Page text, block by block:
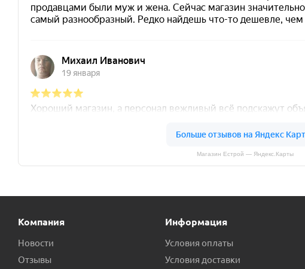
Магазин Естрой — Яндекс.Карты
Компания
Новости
Отзывы
Информация
Условия оплаты
Условия доставки